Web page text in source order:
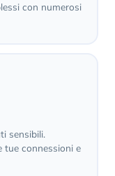
con numerosi
sensibili.
tue connessioni e